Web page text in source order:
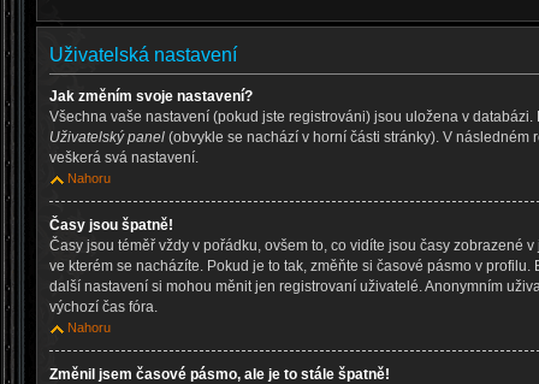
Uživatelská nastavení
Jak změním svoje nastavení?
Všechna vaše nastavení (pokud jste registrováni) jsou uložena v
Uživatelský panel (obvykle se nachází v horní části stránky). V následném
veškerá svá nastavení.
Nahoru
Časy jsou špatně!
Časy jsou téměř vždy v pořádku, ovšem to, co vidíte jsou časy zobrazené
ve kterém se nacházíte. Pokud je to tak, změňte si časové pásmo v profilu.
další nastavení si mohou měnit jen registrovaní uživatelé. Anonymním
výchozí čas fóra.
Nahoru
Změnil jsem časové pásmo, ale je to stále špatně!